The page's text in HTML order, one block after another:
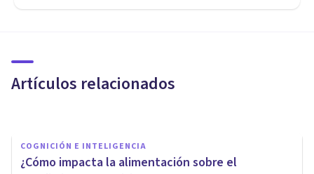
Artículos relacionados
6 formas de usar la IA para
humano
COGNICIÓN E INTELIGENCIA
¿Cómo impacta la alimentación sobre el